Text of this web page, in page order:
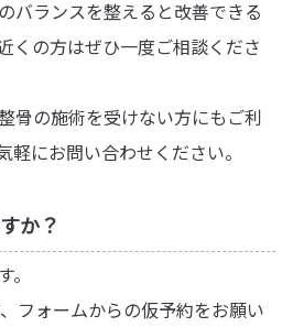
バランスを整えると改善できる
くの方はぜひ一度ご相談くださ
骨の施術を受けない方にもご利
軽にお問い合わせください。
か？
。
フォームからの仮予約をお願い